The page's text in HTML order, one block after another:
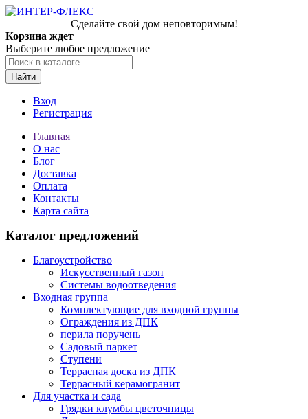
Сделайте свой дом неповторимым!
Корзина ждет
Выберите любое предложение
Найти
Вход
Регистрация
Главная
О нас
Блог
Доставка
Оплата
Контакты
Карта сайта
Каталог предложений
Благоустройство
Искусственный газон
Системы водоотведения
Входная группа
Комплектующие для входной группы
Ограждения из ДПК
перила поручень
Садовый паркет
Ступени
Террасная доска из ДПК
Террасный керамогранит
Для участка и сада
Грядки клумбы цветочницы